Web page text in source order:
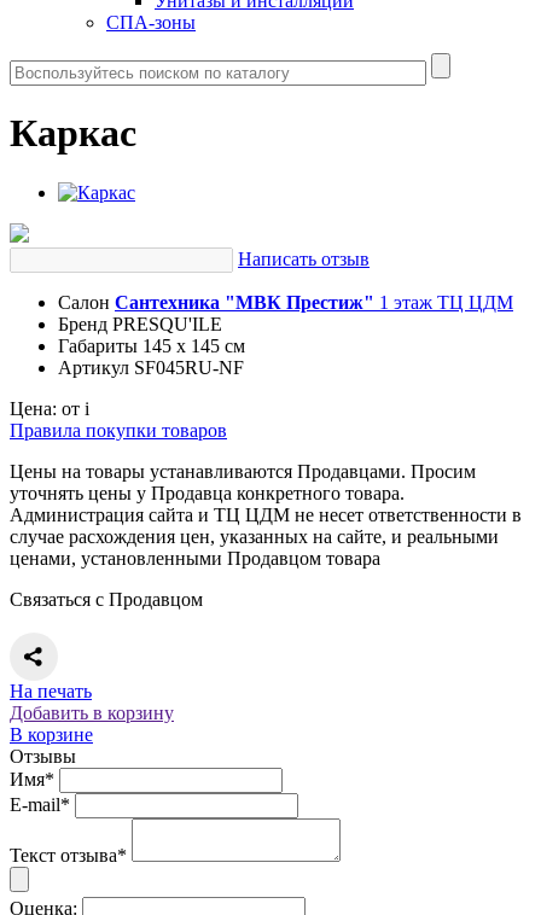
СПА-зоны
Каркас
Написать отзыв
Салон Сантехника "МВК Престиж" 1 этаж ТЦ ЦДМ
Бренд PRESQU'ILE
Габариты 145 x 145 см
Артикул SF045RU-NF
Цена: от i
Правила покупки товаров
Цены на товары устанавливаются Продавцами. Просим
уточнять цены у Продавца конкретного товара.
Администрация сайта и ТЦ ЦДМ не несет ответственности в
случае расхождения цен, указанных на сайте, и реальными
ценами, установленными Продавцом товара
Связаться с Продавцом
На печать
Добавить в корзину
В корзине
Отзывы
Имя*
E-mail*
Текст отзыва*
Оценка: